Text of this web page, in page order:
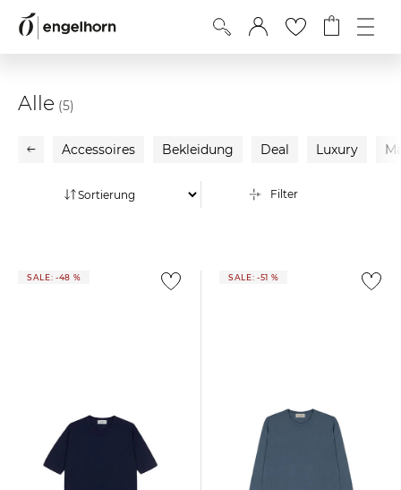
Alle (5)
Accessoires Bekleidung Deal Luxury
Filter
SALE: -48 % SALE: -51 %